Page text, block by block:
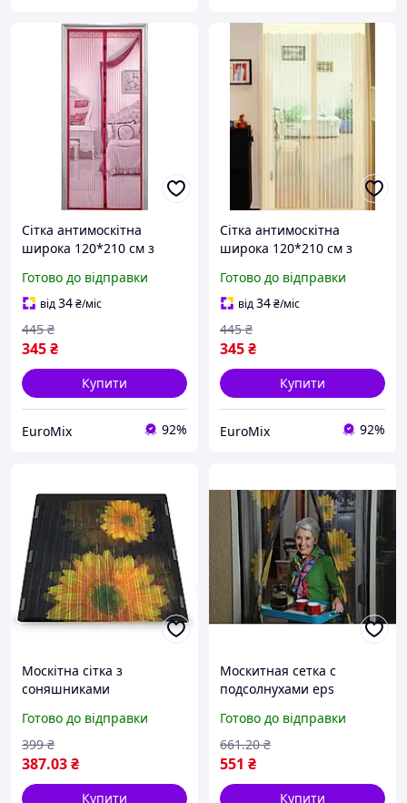
Сітка антимоскітна
широка 120*210 см з
магніти у вигляді пташок
Бордова
Готово до відправки
від34₴/міс
345₴
445 ₴
Купити
EuroMix 92%
Сітка антимоскітна
широка 120*210 см з
магніти у вигляді пташок
Бежева
Готово до відправки
від34₴/міс
345₴
445 ₴
Купити
EuroMix 92%
Москітна сітка з
соняшниками
Готово до відправки
387.03₴
399 ₴
Купити
Москитная сетка с
подсолнухами eps
Готово до відправки
551 ₴
661.20 ₴
Купити